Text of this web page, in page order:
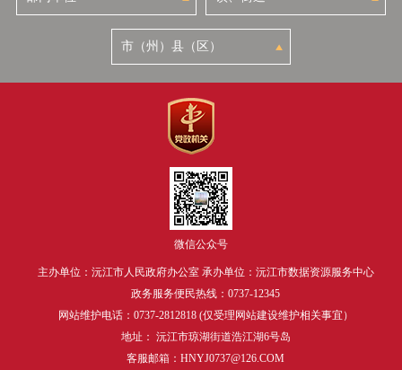
微信公众号
主办单位：沅江市人民政府办公室 承办单位：沅江市数据资源服务中心
政务服务便民热线：0737-12345
网站维护电话：0737-2812818 (仅受理网站建设维护相关事宜）
地址： 沅江市琼湖街道浩江湖6号岛
客服邮箱：HNYJ0737@126.COM